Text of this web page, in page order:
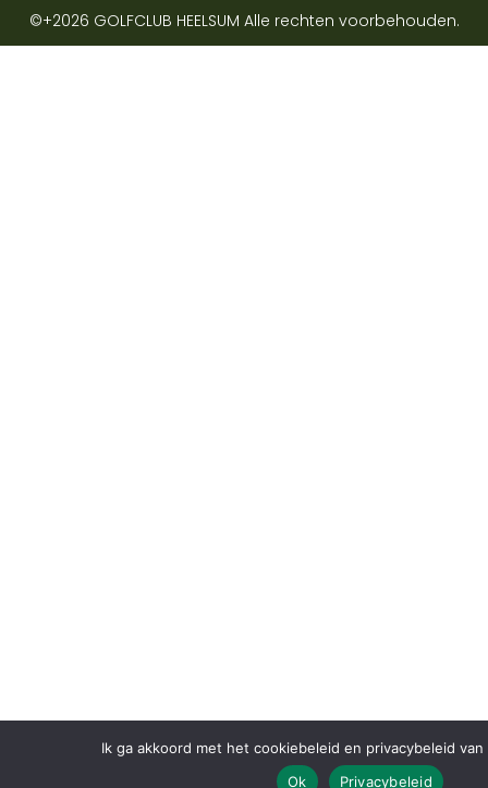
©+2026 GOLFCLUB HEELSUM Alle rechten voorbehouden.
Ik ga akkoord met het cookiebeleid en privacybeleid
Ok
Privacybeleid